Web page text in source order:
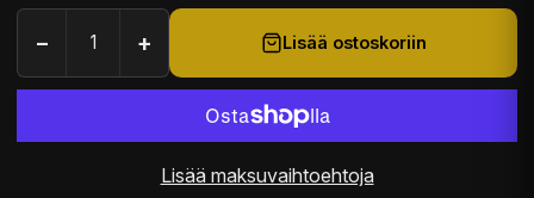
− + Lisää ostoskoriin
Lisää maksuvaihtoehtoja